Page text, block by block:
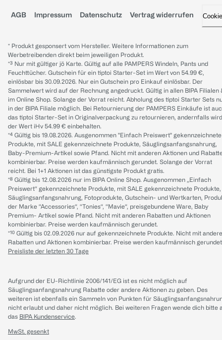
AGB Impressum Datenschutz Vertrag widerrufen
* Produkt gesponsert vom Hersteller. Weitere Informationen zum
Werbetreibenden direkt beim jeweiligen Produkt.
*³ Nur mit gültiger jö Karte. Gültig auf alle PAMPERS Windeln, Pants und
Feuchttücher. Gutschein für ein tiptoi Starter-Set im Wert von 54.99 €,
einlösbar bis 30.09.2026. Nur ein Gutschein pro Einkauf einlösbar. Der
Sammelwert wird auf der Rechnung angedruckt. Gültig in allen BIPA Filialen
im Online Shop. Solange der Vorrat reicht. Abholung des tiptoi Starter Sets
in der BIPA Filiale möglich. Bei Retournierung der PAMPERS Einkäufe ist
das tiptoi Starter-Set in Originalverpackung zu retournieren, andernfalls wird
der Wert iHv 54.99 € einbehalten.
*⁴ Gültig bis 19.08.2026. Ausgenommen "Einfach Preiswert" gekennzeichnete
Produkte, mit SALE gekennzeichnete Produkte, Säuglingsanfangsnahrung,
Baby-Premium-Artikel sowie Pfand. Nicht mit anderen Aktionen und
kombinierbar. Preise werden kaufmännisch gerundet. Solange der Vorrat
reicht. Bei 1+1 Aktionen ist das günstigste Produkt gratis.
*⁸ Gültig bis 12.08.2026 nur im BIPA Online Shop. Ausgenommen „Einfach
Preiswert“ gekennzeichnete Produkte, mit SALE gekennzeichnete Produkte,
Säuglingsanfangsnahrung, Fotoprodukte, Gutschein- und Wertkarten,
der Marke “Accessories“, “Tonies“, “Mavie“, preisgebundene Ware, Baby
Premium- Artikel sowie Pfand. Nicht mit anderen Rabatten und Aktionen
kombinierbar. Preise werden kaufmännisch gerundet.
*¹⁰ Gültig bis 02.09.2026 nur auf gekennzeichnete Produkte. Nicht mit
Rabatten und Aktionen kombinierbar. Preise werden kaufmännisch
Preisliste der letzten 30 Tage
Aufgrund der EU-Richtlinie 2006/141/EG ist es nicht möglich auf
Säuglingsanfangsnahrung Rabatte oder andere Aktionen zu geben. Des
weiteren ist ebenfalls ein Sammeln von Punkten für
nicht erlaubt und daher nicht möglich. Bei weiteren Fragen wende dich bitte
das BIPA Kundenservice.
MwSt. gesenkt